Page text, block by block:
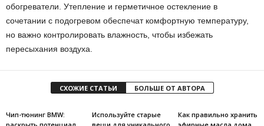
обогреватели. Утепление и герметичное остекление в
сочетании с подогревом обеспечат комфортную температуру,
но важно контролировать влажность, чтобы избежать
пересыхания воздуха.
СХОЖИЕ СТАТЬИ БОЛЬШЕ ОТ АВТОРА
Чип-тюнинг BMW:
Используйте старые
Как правильно хранить